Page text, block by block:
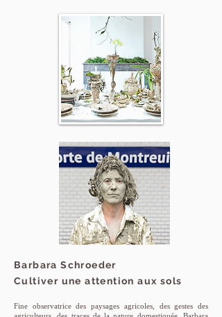
Barbara Schroeder
Cultiver une attention aux sols
Fine observatrice des paysages agricoles, des gestes des